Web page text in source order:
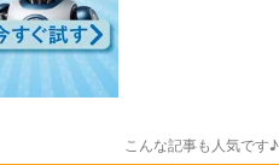
こんな記事も人気です♪